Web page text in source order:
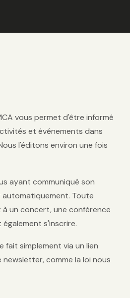
vous permet d'être informé
et événements dans
l'éditons environ une fois
ayant communiqué son
automatiquement. Toute
un concert, une conférence
s'inscrire.
fait simplement via un lien
comme la loi nous